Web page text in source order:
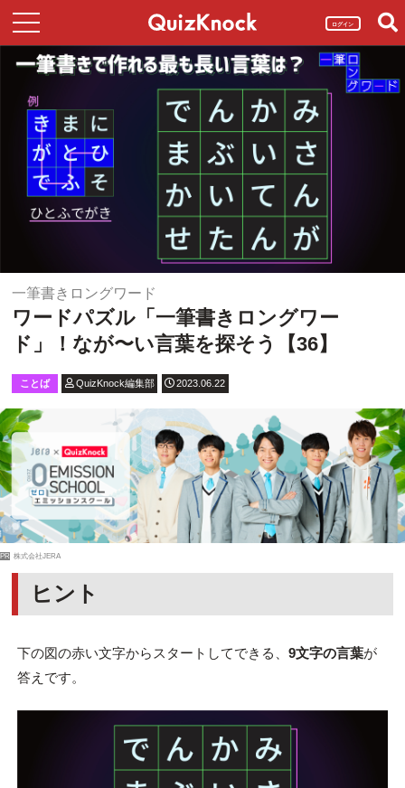
ログイン
一筆書きロングワード
ワードパズル「一筆書きロングワー
ド」！なが〜い言葉を探そう【36】
ことば QuizKnock編集部 2023.06.22
PR 株式会社JERA
ヒント
下の図の赤い文字からスタートしてできる、 9文字の言葉が
答えです。